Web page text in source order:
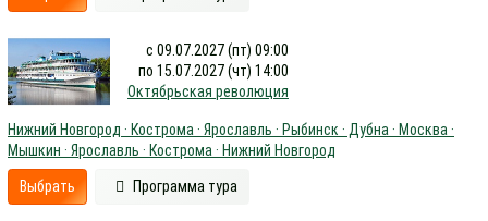
с 09.07.2027 (пт) 09:00
по 15.07.2027 (чт) 14:00
Октябрьская революция
Нижний Новгород · Кострома · Ярославль · Рыбинск · Дубна · Москва ·
Мышкин · Ярославль · Кострома · Нижний Новгород
Выбрать Программа тура